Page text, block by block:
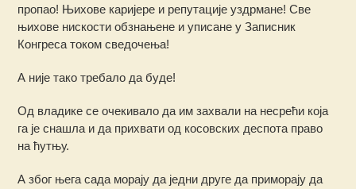
пропао! Њихове каријере и репутације уздрмане! Све
њихове нискости обзнањене и уписане у Записник
Конгреса током сведочења!
А није тако требало да буде!
Од владике се очекивало да им захвали на несрећи која
га је снашла и да прихвати од косовских деспота право
на ћутњу.
А због њега сада морају да једни друге да приморају да